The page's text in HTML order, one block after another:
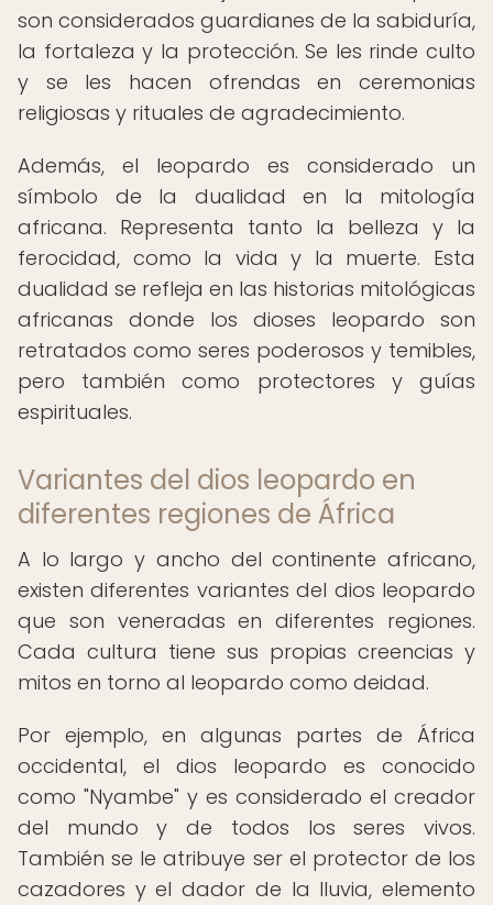
son considerados guardianes de la sabiduría,
la fortaleza y la protección. Se les rinde culto
y se les hacen ofrendas en ceremonias
religiosas y rituales de agradecimiento.
Además, el leopardo es considerado un
símbolo de la dualidad en la mitología
africana. Representa tanto la belleza y la
ferocidad, como la vida y la muerte. Esta
dualidad se refleja en las historias mitológicas
africanas donde los dioses leopardo son
retratados como seres poderosos y temibles,
pero también como protectores y guías
espirituales.
Variantes del dios leopardo en
diferentes regiones de África
A lo largo y ancho del continente africano,
existen diferentes variantes del dios leopardo
que son veneradas en diferentes regiones.
Cada cultura tiene sus propias creencias y
mitos en torno al leopardo como deidad.
Por ejemplo, en algunas partes de África
occidental, el dios leopardo es conocido
como "Nyambe" y es considerado el creador
del mundo y de todos los seres vivos.
También se le atribuye ser el protector de los
cazadores y el dador de la lluvia, elemento